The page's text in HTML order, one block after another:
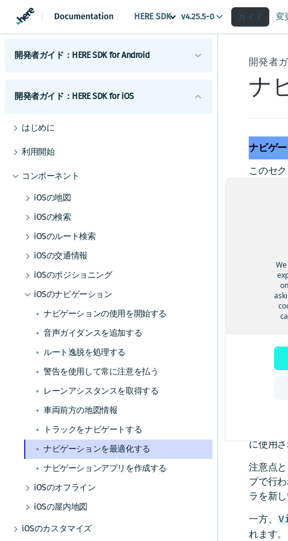
HERE SDK v4.25.5-0 ガイド 変
開発者ガイド：HERE SDK for Android
ライセンスの説明
カバレージ情報
Androidマップ
マップビューを調整する
地図を操作する
マップアイテムを追加する
事前定義されたマップスキームを追加する
事前定義されたマップフィーチャーを追加す
る
マップデータにリアルタイムでアクセスする
HERE Style Editorを使用してスタイルを作成
カスタムレイヤーを追加する
カスタムレイヤーのスタイルガイド
カスタムレイヤーのスタイルテクニック
カスタムレイヤーのスタイル式リファレ
ンス
検索を開始する
検索機能とジオコーディング機能
ルート検索を開始する
UIビルディングブロックを追加する
ルートオプションを追加する
電気自動車のルートを取得する
高度なルート検索機能
Androidトラフィック
交通情報の使用を開始する
ルート上の交通状況を視覚化する
交通情報を更新する
トラフィック・エンジン
その他の交通機能
Androidポジショニング
ポジショニングの使用を開始する
ポジショニングを最適化する
バックグラウンド更新を有効にする
GPXレコーディングアプリを作成する
Androidナビゲーション
ナビゲーションの使用を開始する
音声ガイダンスを追加する
ルート逸脱を処理する
警告を使用して常に注意を払う
レーンアシスタンスを取得する
車両前方の地図情報
トラックをナビゲートする
ナビゲーションを最適化する
ナビゲーションアプリを作成する
Androidオフライン
オフラインマップの使用を開始する
マップデータをインストールする
マップデータを更新する
代替オプション
オフライン検索機能
オフラインのルート検索機能
Android屋内地図
屋内地図コンポーネントを使用する
例とユースケース
利用開始
スコープを設定して複数のアプリを区別する
Androidのカスタマイズ
UIコンポーネント
Androidの例とチュートリアル
HERE SDKを統合する
Android Autoと統合する
Jetpack Composeを使用してマップビューを追
加する
例
チュートリアル
Androidの開発のヒント
以前のバージョンから更新する
エンジン
ベストプラクティス
データとOTAコストを管理する
補足情報
デバッグとトラブルシューティング
コミュニティとサポート
よく寄せられる質問
トランザクションと使用状況統計
法的要件とプライバシー要件
開発者ガイド：HERE SDK for iOS
はじめに
最小要件
カバレージ情報
利用開始
コンポーネント
iOSの地図
地図の使用を開始する
マップ ビューを調整する
地図を操作する
マップアイテムを追加する
事前定義されたマップスキームを追加する
る
マップデータにリアルタイムでアクセスする
HERE Style Editorを使用してスタイルを作成
カスタムレイヤーを追加する
カスタムレイヤーのスタイルガイド
カスタム レイヤーのスタイル テクニック
カスタムレイヤーのスタイル式リファレ
ンス
iOSの検索
検索を開始する
検索機能とジオコーディング機能
iOSのルート検索
ルート検索を開始する
UI ビルディング ブロックを追加する
ルート オプションを追加する
電気自動車のルートを取得する
高度なルート検索機能
iOSの交通情報
交通情報の使用を開始する
ルート上の交通状況を視覚化する
交通情報を更新する
トラフィック・エンジン
その他の交通機能
iOSのポジショニング
ポジショニングの使用を開始する
ポジショニングを最適化する
GPXレコーディングアプリを作成する
iOSのナビゲーション
ナビゲーションの使用を開始する
音声ガイダンスを追加する
ルート逸脱を処理する
警告を使用して常に注意を払う
レーンアシスタンスを取得する
車両前方の地図情報
トラックをナビゲートする
ナビゲーションを最適化する
ナビゲーションアプリを作成する
iOSのオフライン
オフラインマップの使用を開始する
iOSの屋内地図
iOSのカスタマイズ
開発者
ナ
ナビゲ
このセ
整し、
スタマ
ナ
ナビゲ
益なマ
現在
位置
地図
これら
グした
に使用さ
注意点
プで行
ラを新
一方、
れます